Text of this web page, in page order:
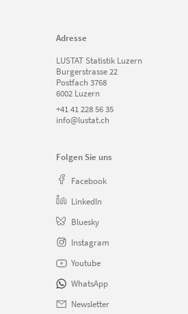
Adresse
LUSTAT Statistik Luzern
Burgerstrasse 22
Postfach 3768
6002 Luzern
+41 41 228 56 35
info@lustat.ch
Folgen Sie uns
Facebook
LinkedIn
Bluesky
Instagram
Youtube
WhatsApp
Newsletter